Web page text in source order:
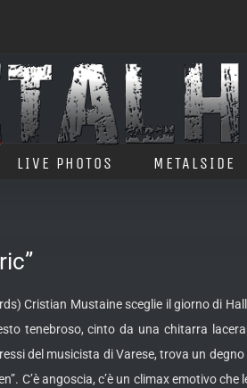
LIVE PHOTOS METALSIDE
Cristian Mustaine sceglie il giorno di
tenebroso, cinto da una chitarra
del musicista di Varese, trova un
C’è angoscia, c’è un climax emotivo